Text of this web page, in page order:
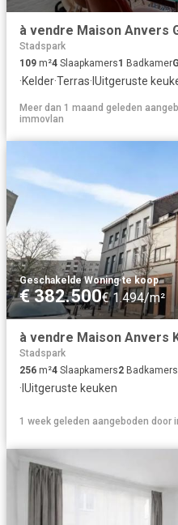
à vendre Maison Anvers
Stadspark
109 m²4 Slaapkamers1 Badkamer
·Kelder·Terras·IUitgeruste
Meer dan 1 maand geleden
immovlan
Geschakelde Woning·te koop
€ 382.500€ 1.494/m²
à vendre Maison Anvers
Stadspark
256 m²4 Slaapkamers2 Badkamers
· IUitgeruste keuken
1 week geleden aangeboden door